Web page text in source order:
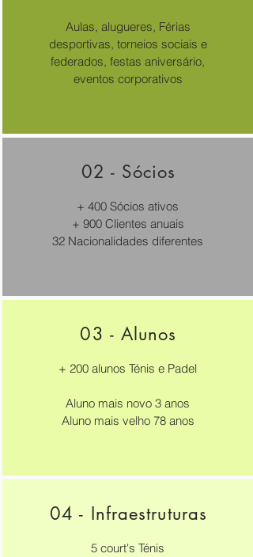
Aulas, alugueres, Férias
desportivas, torneios sociais e
federados, festas aniversário,
eventos corporativos
02 - Sócios
+ 400 Sócios ativos
+ 900 Clientes anuais
32 Nacionalidades diferentes
03 - Alunos
+ 200 alunos Ténis e Padel
Aluno mais novo 3 anos
Aluno mais velho 78 anos
04 - Infraestruturas
5 court's Ténis